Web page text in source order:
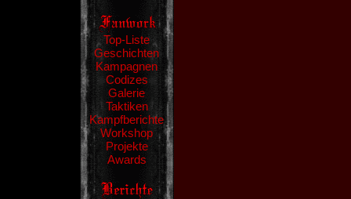
Top-Liste
Geschichten
Kampagnen
Codizes
Galerie
Taktiken
Kampfberichte
Workshop
Projekte
Awards